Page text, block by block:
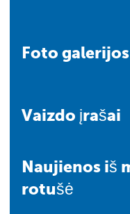
Foto galerijos
Vaizdo įrašai
Naujienos iš miesto
rotušė